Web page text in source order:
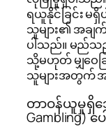
ရယူနိုင်ခြင်း မ
သူများ၏ အခ
ပါသည်။ မည်သည့်
သို့မဟုတ် မျှဝေ
သူများအတွက်
တာဝန်ယူမှုရှိသ
Gambling) ပ